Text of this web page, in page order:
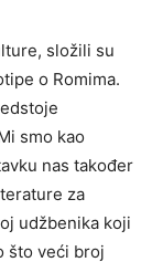
složili su
o Romima.
smo kao
nas također
za
udžbenika koji
što veći broj